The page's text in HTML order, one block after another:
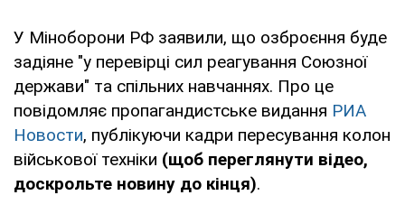
У Міноборони РФ заявили, що озброєння буде
задіяне "у перевірці сил реагування Союзної
держави" та спільних навчаннях. Про це
повідомляє пропагандистське видання РИА
Новости, публікуючи кадри пересування колон
військової техніки (щоб переглянути відео,
доскрольте новину до кінця).